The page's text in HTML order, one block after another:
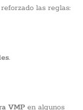
las reglas:
.
VMP en algunos